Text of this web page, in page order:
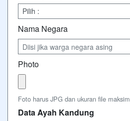
Nama Negara
Photo
Foto harus JPG dan ukuran file
Data Ayah Kandung